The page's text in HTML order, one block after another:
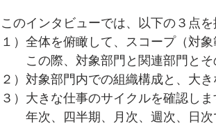
このインタビューでは、以下の３点を
１）全体を俯瞰して、スコープ（対
この際、対象部門と関連部門とそ
２）対象部門内での組織構成と、大
３）大きな仕事のサイクルを確認しま
年次、四半期、月次、週次、日次